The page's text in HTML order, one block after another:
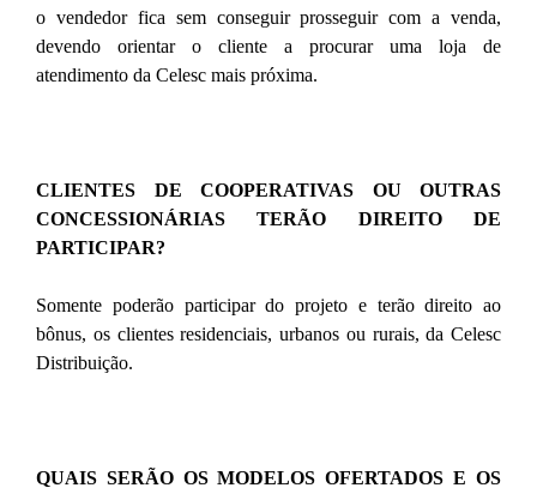
o vendedor fica sem conseguir prosseguir com a venda,
devendo orientar o cliente a procurar uma loja de
atendimento da Celesc mais próxima.
CLIENTES DE COOPERATIVAS OU OUTRAS
CONCESSIONÁRIAS TERÃO DIREITO DE
PARTICIPAR?
Somente poderão participar do projeto e terão direito ao
bônus, os clientes residenciais, urbanos ou rurais, da Celesc
Distribuição.
QUAIS SERÃO OS MODELOS OFERTADOS E OS